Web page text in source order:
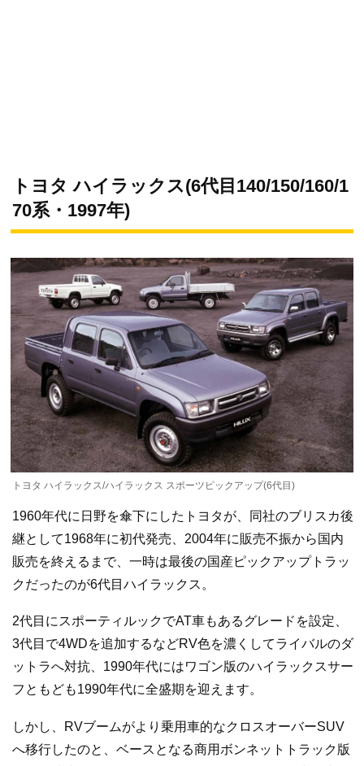
トヨタ ハイラックス(6代目140/150/160/1
70系・1997年)
トヨタ ハイラックス/ハイラックス スポーツピックアップ(6代目)
1960年代に日野を傘下にしたトヨタが、同社のブリスカ後
継として1968年に初代発売、2004年に販売不振から国内
販売を終えるまで、一時は最後の国産ピックアップトラッ
クだったのが6代目ハイラックス。
2代目にスポーティルックでAT車もあるグレードを設定、
3代目で4WDを追加するなどRV色を濃くしてライバルのダ
ットラへ対抗、1990年代にはワゴン版のハイラックスサー
フともども1990年代に全盛期を迎えます。
しかし、RVブームがより乗用車的なクロスオーバーSUV
へ移行したのと、ベースとなる商用ボンネットトラック版